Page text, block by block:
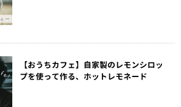
【おうちカフェ】自家製のレモンシロッ
プを使って作る、ホットレモネード